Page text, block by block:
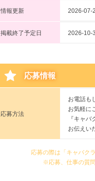
情報更新 2026-07-
掲載終了予定日 2026-10-
応募情報
応募方法
お電話も
お気軽に
『キャバ
お伝えい
応募の際は「キャバク
※応募、仕事の質